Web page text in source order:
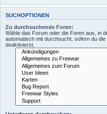
SUCHOPTIONEN
Zu durchsuchende Foren:
Wähle das Forum oder die Foren aus, in
automatisch mit durchsucht, sofern du
deaktivierst.